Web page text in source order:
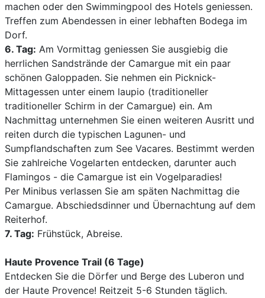
machen oder den Swimmingpool des Hotels geniessen.
Treffen zum Abendessen in einer lebhaften Bodega im
Dorf.
6. Tag: Am Vormittag geniessen Sie ausgiebig die
herrlichen Sandstrände der Camargue mit ein paar
schönen Galoppaden. Sie nehmen ein Picknick-
Mittagessen unter einem laupio (traditioneller
traditioneller Schirm in der Camargue) ein. Am
Nachmittag unternehmen Sie einen weiteren Ausritt und
reiten durch die typischen Lagunen- und
Sumpflandschaften zum See Vacares. Bestimmt werden
Sie zahlreiche Vogelarten entdecken, darunter auch
Flamingos - die Camargue ist ein Vogelparadies!
Per Minibus verlassen Sie am späten Nachmittag die
Camargue. Abschiedsdinner und Übernachtung auf dem
Reiterhof.
7. Tag: Frühstück, Abreise.
Haute Provence Trail (6 Tage)
Entdecken Sie die Dörfer und Berge des Luberon und
der Haute Provence! Reitzeit 5-6 Stunden täglich.